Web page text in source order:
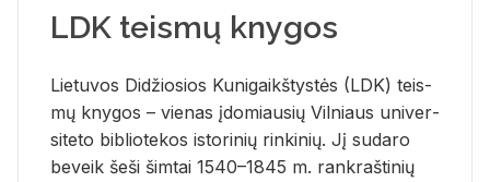
LDK teismų knygos
Lie­tu­vos Di­džio­sios Ku­ni­gaikš­tys­tės (LDK) teis­
mų kny­gos – vie­nas įdo­miau­sių Vil­niaus uni­ver­
si­te­to bi­b­lio­te­kos is­to­ri­nių rin­ki­nių. Jį su­da­ro
be­veik šeši šim­tai 1540–1845 m. rank­raš­ti­nių